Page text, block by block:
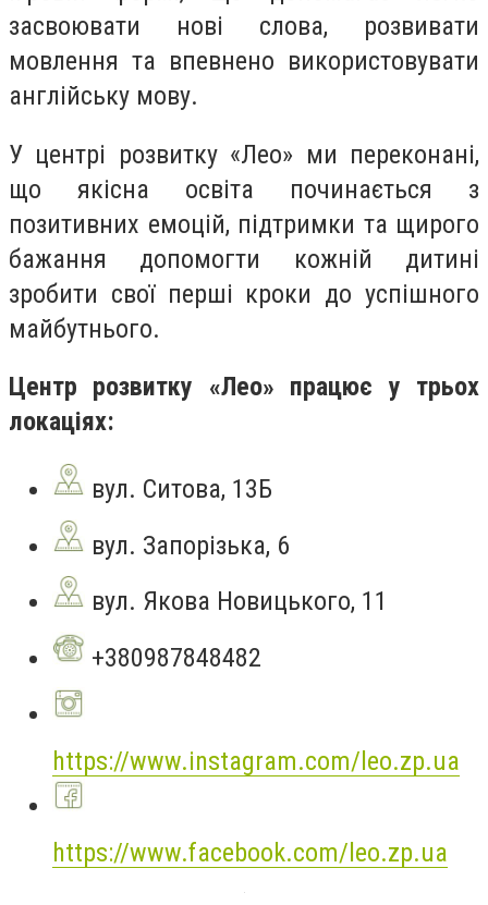
засвоювати нові слова, розвивати
мовлення та впевнено використовувати
англійську мову.
У центрі розвитку «Лео» ми переконані,
що якісна освіта починається з
позитивних емоцій, підтримки та щирого
бажання допомогти кожній дитині
зробити свої перші кроки до успішного
майбутнього.
Центр розвитку «Лео» працює у трьох
локаціях:
вул. Ситова, 13Б
вул. Запорізька, 6
вул. Якова Новицького, 11
+380987848482
https://www.instagram.com/leo.zp.ua
https://www.facebook.com/leo.zp.ua